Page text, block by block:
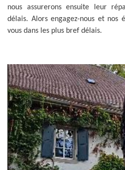
nous assurerons ensuite leur
délais. Alors engagez-nous et nos
vous dans les plus bref délais.